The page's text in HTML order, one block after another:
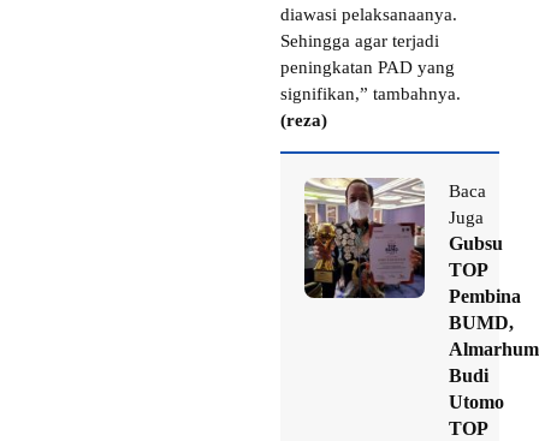
diawasi pelaksanaanya.
Sehingga agar terjadi
peningkatan PAD yang
signifikan,” tambahnya.
(reza)
Baca
Juga
Gubsu
TOP
Pembina
BUMD,
Almarhum
Budi
Utomo
TOP